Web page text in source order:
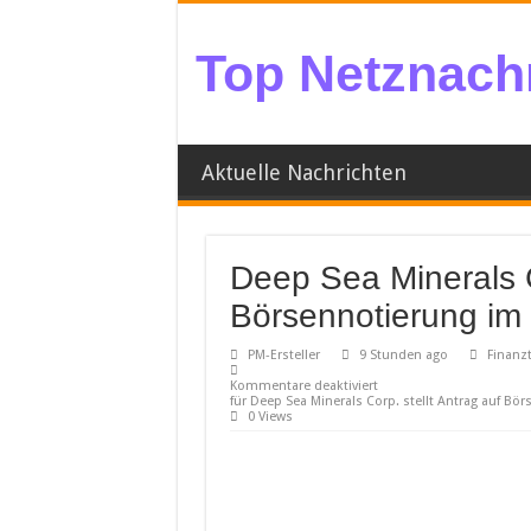
Top
Aktuelle Nachrichten
Deep Sea Minerals
Börsennotierung
PM-Ersteller 9 Stunden ago
Kommentare deaktiviert
für Deep Sea Minerals Corp. stellt Antrag auf
0 Views